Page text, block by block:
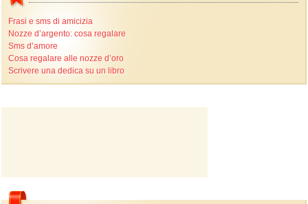
Frasi e sms di amicizia
Nozze d’argento: cosa regalare
Sms d’amore
Cosa regalare alle nozze d’oro
Scrivere una dedica su un libro